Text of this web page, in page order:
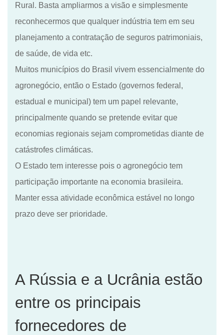
Rural . Basta ampliarmos a visão e simplesmente
reconhecermos que qualquer indústria tem em seu
planejamento a contratação de seguros patrimoniais,
de saúde, de vida etc.
Muitos municípios do Brasil vivem essencialmente do
agronegócio, então o Estado (governos federal,
estadual e municipal) tem um papel relevante,
principalmente quando se pretende evitar que
economias regionais sejam comprometidas diante de
catástrofes climáticas.
O Estado tem interesse pois o agronegócio tem
participação importante na economia brasileira.
Manter essa atividade econômica estável no longo
prazo deve ser prioridade.
A Rússia e a Ucrânia estão
entre os principais
fornecedores de